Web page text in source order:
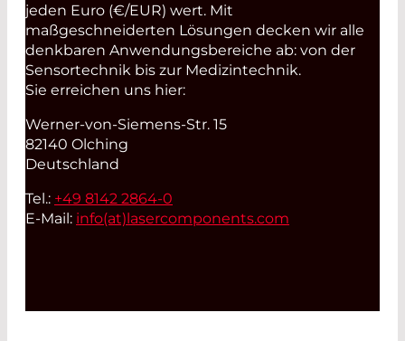
jeden Euro (€/EUR) wert. Mit
maßgeschneiderten Lösungen decken wir alle
denkbaren Anwendungsbereiche ab: von der
Sensortechnik bis zur Medizintechnik.
Sie erreichen uns hier:
Werner-von-Siemens-Str. 15
82140 Olching
Deutschland
Tel.: +49 8142 2864-0
E-Mail: info(at)lasercomponents.com